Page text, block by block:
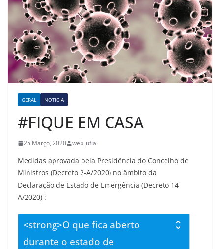
GERAL NOTICIA
#FIQUE EM CASA
25 Março, 2020 web_ufla
Medidas aprovada pela Presidência do Concelho de
Ministros (Decreto 2-A/2020) no âmbito da
Declaração de Estado de Emergência (Decreto 14-
A/2020) :
<strong>O que fica aberto
durante o estado de